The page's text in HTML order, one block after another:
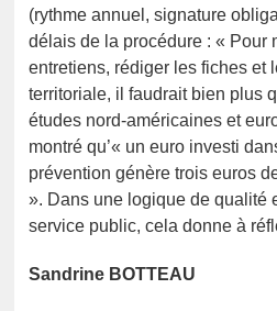
(rythme annuel, signature
délais de la procédure : « Pour
entretiens, rédiger les fiches et
territoriale, il faudrait bien plus
études nord-américaines et
montré qu’« un euro investi
prévention génère trois euros
». Dans une logique de qualité
service public, cela donne à
Sandrine BOTTEAU